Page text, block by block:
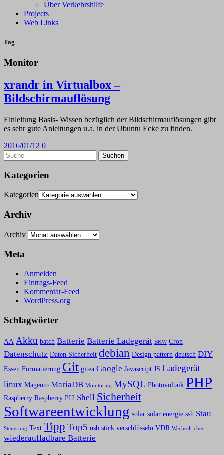
Über Verkehrshilfe
Projects
Web Links
Tag
Monitor
xrandr in Virtualbox –
Bildschirmauflösung
Einleitung Basis- Wissen bezüglich der Bildschirmauflösungen gibt
es sehr gute Anleitungen u.a. in der Ubuntu Ecke zu finden.
2016/01/12 0
Kategorien
Kategorien
Archiv
Archiv
Meta
Anmelden
Eintrags-Feed
Kommentar-Feed
WordPress.org
Schlagwörter
AA Akku batch Batterie Batterie Ladegerät BKW Cron
Datenschutz Daten Sicherheit debian Design pattern deutsch DIY
Essen Formatierung Git gitea Google Javascript JS Ladegerät
linux Magento MariaDB Monitoring MySQL Photovoltaik PHP
Raspberry Raspberry PI2 Shell Sicherheit
Softwareentwicklung solar solar energie ssh Stau
Steuerung Text Tipp Top5 usb stick verschlüsseln VDR Wechselrichter
wiederaufladbare Batterie